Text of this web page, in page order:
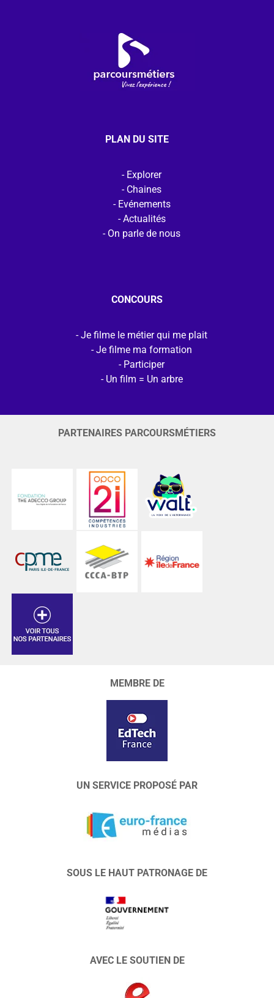
PLAN DU SITE
Explorer
Chaines
Evénements
Actualités
On parle de nous
CONCOURS
Je filme le métier qui me plait
Je filme ma formation
Participer
Un film = Un arbre
PARTENAIRES PARCOURSMÉTIERS
MEMBRE DE
UN SERVICE PROPOSÉ PAR
SOUS LE HAUT PATRONAGE DE
AVEC LE SOUTIEN DE